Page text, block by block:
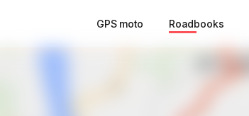
GPS moto Roadbooks